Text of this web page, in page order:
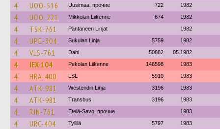
4 UOO-516 Uusimaa, прочие 722 1982
4 UOO-221 Mikkolan Liikenne 674 1982
4 TSK-761 Päntäneen Linjat 1982
4 UPE-304 Sukulan Linja 5759 1982
4 VLS-761 Dahl 50882 05.1982
4 IEX-104 Pekolan Liikenne 146598 1983
4 HRA-400 LSL 5910 1983
4 ATK-981 Westendin Linja 3196 1983
4 ATK-981 Transbus 3196 1983
4 RJN-761 Etelä-Savo, прочие 1983
4 URC-404 Tyllilä 5797 1983